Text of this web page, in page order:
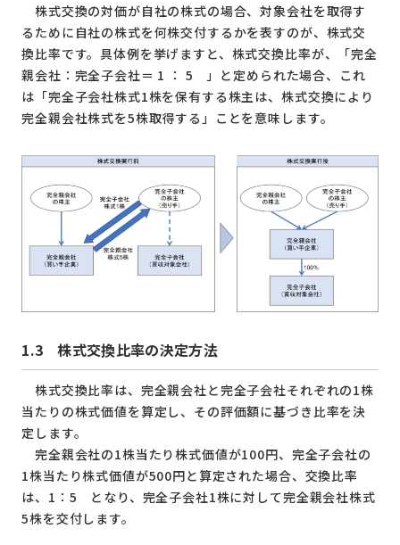
株式交換の対価が自社の株式の場合、対象会社を取得す
るために自社の株式を何株交付するかを表すのが、株式交
換比率です。具体例を挙げますと、株式交換比率が、「完全
親会社：完全子会社＝ 1 ： 5 」と定められた場合、これ
は「完全子会社株式1株を保有する株主は、株式交換により
完全親会社株式を5株取得する」ことを意味します。
1.3 株式交換比率の決定方法
株式交換比率は、完全親会社と完全子会社それぞれの1株
当たりの株式価値を算定し、その評価額に基づき比率を決
定します。
完全親会社の1株当たり株式価値が100円、完全子会社の
1株当たり株式価値が500円と算定された場合、交換比率
は、1：5 となり、完全子会社1株に対して完全親会社株式
5株を交付します。